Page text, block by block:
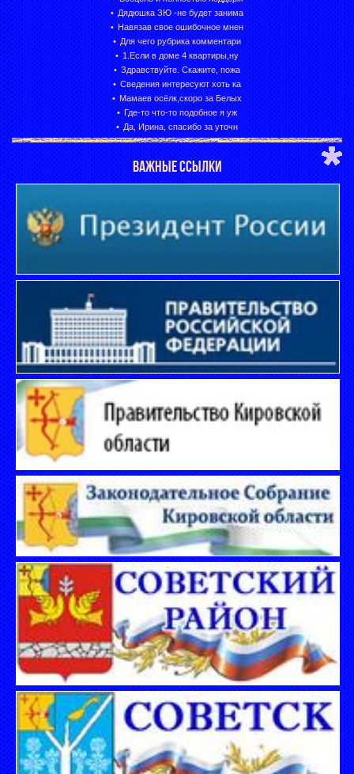
Дядюшка ЗЮ -не будет занима
Навязав свое ошибочное мнен
Для чего рубрика комментари
1.Если в доме 4 квартиры,ну
Здравствуйте. Скажите, пожа
Сведения интересуют хоть ка
Мамаев осёлк,скоро за Белых
Где-то что-то подобное я уж
Да, Ирина, спасибо за уточн
ВАЖНЫЕ ССЫЛКИ